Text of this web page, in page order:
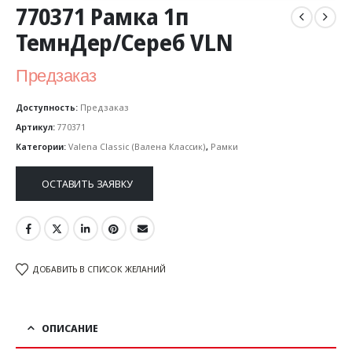
770371 Рамка 1п
ТемнДер/Сереб VLN
Предзаказ
Доступность: Предзаказ
Артикул: 770371
Категории: Valena Classic (Валена Классик), Рамки
ОСТАВИТЬ ЗАЯВКУ
ДОБАВИТЬ В СПИСОК ЖЕЛАНИЙ
ОПИСАНИЕ